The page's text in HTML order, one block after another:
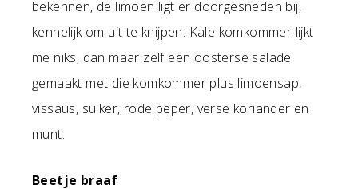
bekennen, de limoen ligt er doorgesneden bij,
kennelijk om uit te knijpen. Kale komkommer lijkt
me niks, dan maar zelf een oosterse salade
gemaakt met die komkommer plus limoensap,
vissaus, suiker, rode peper, verse koriander en
munt.
Beetje braaf